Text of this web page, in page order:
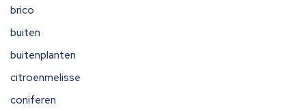
brico
buiten
buitenplanten
citroenmelisse
coniferen